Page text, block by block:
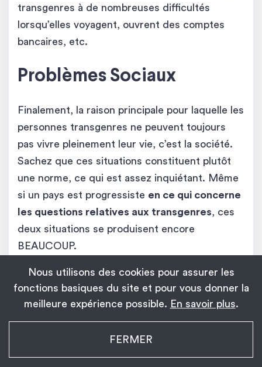
transgenres à de nombreuses difficultés
lorsqu’elles voyagent, ouvrent des comptes
bancaires, etc.
Problèmes Sociaux
Finalement, la raison principale pour laquelle les
personnes transgenres ne peuvent toujours
pas vivre pleinement leur vie, c’est la société.
Sachez que ces situations constituent plutôt
une norme, ce qui est assez inquiétant. Même
si un pays est progressiste en ce qui concerne
les questions relatives aux transgenres, ces
deux situations se produisent encore
BEAUCOUP.
Discrimination sur le marché
du travail
Nous utilisons des cookies pour assurer les
fonctions basiques du site et pour vous donner la
meilleure expérience possible. En savoir plus.
FERMER
Installez l’application !